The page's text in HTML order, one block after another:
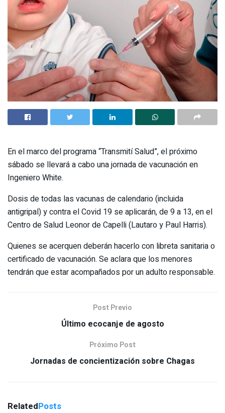
En el marco del programa “Transmití Salud”, el próximo
sábado se llevará a cabo una jornada de vacunación en
Ingeniero White.
Dosis de todas las vacunas de calendario (incluida
antigripal) y contra el Covid 19 se aplicarán, de 9 a 13, en el
Centro de Salud Leonor de Capelli (Lautaro y Paul Harris).
Quienes se acerquen deberán hacerlo con libreta sanitaria o
certificado de vacunación. Se aclara que los menores
tendrán que estar acompañados por un adulto responsable.
Post Previo
Último ecocanje de agosto
Próximo Post
Jornadas de concientización sobre Chagas
RelatedPosts